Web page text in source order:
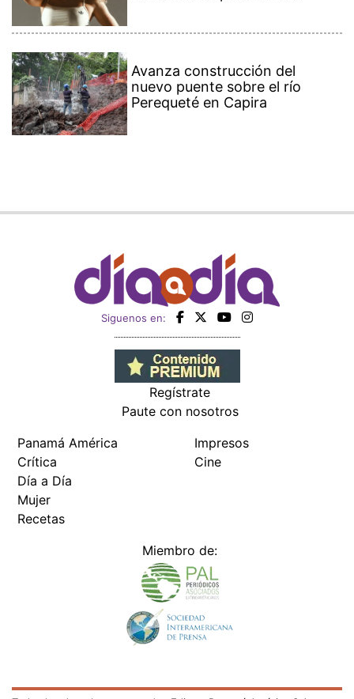
Avanza construcción del
nuevo puente sobre el río
Perequeté en Capira
Siguenos en:
Regístrate
Paute con nosotros
Panamá América
Crítica
Día a Día
Mujer
Recetas
Impresos
Cine
Miembro de: